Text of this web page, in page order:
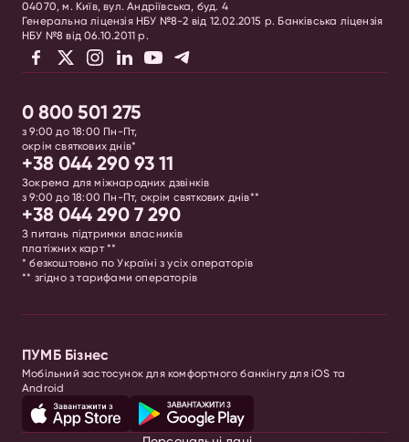
04070, м. Київ, вул. Андріївська, буд. 4
Генеральна ліцензія НБУ №8-2 від 12.02.2015 р. Банківська ліцензія
НБУ №8 від 06.10.2011 р.
0 800 501 275
з 9:00 до 18:00 Пн-Пт,
окрім святкових днів*
+38 044 290 93 11
Зокрема для міжнародних дзвінків
з 9:00 до 18:00 Пн-Пт, окрім святкових днів**
+38 044 290 7 290
З питань підтримки власників
платіжних карт **
* безкоштовно по Україні з усіх операторів
** згідно з тарифами операторів
ПУМБ Бізнес
Мобільний застосунок для комфортного банкінгу для iOS та
Android